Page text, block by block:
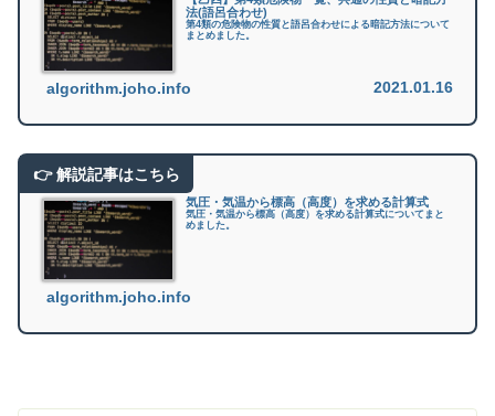
法(語呂合わせ)
第4類の危険物の性質と語呂合わせによる暗記方法について
まとめました。
algorithm.joho.info 2021.01.16
気圧・気温から標高（高度）を求める計算式
気圧・気温から標高（高度）を求める計算式についてまと
めました。
algorithm.joho.info